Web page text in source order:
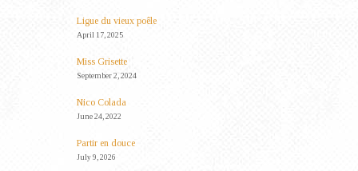
Ligue du vieux poêle
April 17, 2025
Miss Grisette
September 2, 2024
Nico Colada
June 24, 2022
Partir en douce
July 9, 2026